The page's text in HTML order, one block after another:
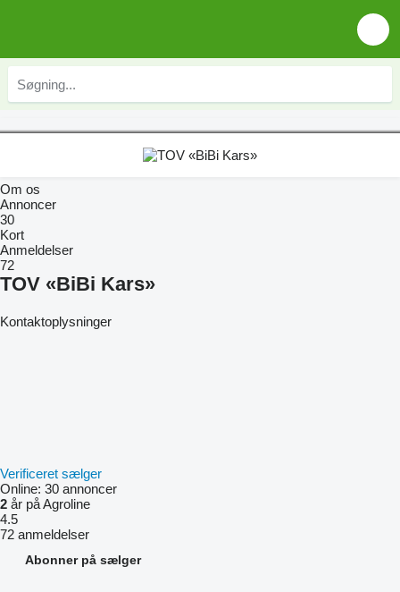
Om os
Annoncer
30
Kort
Anmeldelser
72
TOV «BiBi Kars»
Kontaktoplysninger
Verificeret sælger
Online: 30 annoncer
2 år på Agroline
4.5
72 anmeldelser
Abonner på sælger